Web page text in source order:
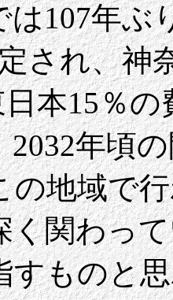
は107年ぶ
され、神
日本15％
2032年頃
の地域で
く関わっ
すものと